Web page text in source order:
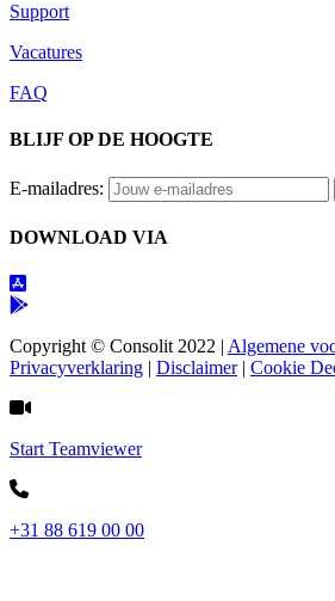
Support
Vacatures
FAQ
BLIJF OP DE HOOGTE
E-mailadres:
DOWNLOAD VIA
Copyright © Consolit 2022 | Algemene
Privacyverklaring | Disclaimer| Cookie
Start Teamviewer
+31 88 619 00 00